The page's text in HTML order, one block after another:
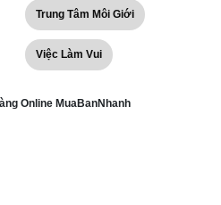
Trung Tâm Môi Giới
Việc Làm Vui
Online MuaBanNhanh